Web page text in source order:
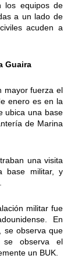
los equipos de
a un lado de
acuden a
Guaira
mayor fuerza el
enero es en la
ubica una base
de Marina
una visita
base militar, y
militar fue
En
se observa que
se observa el
un BUK.